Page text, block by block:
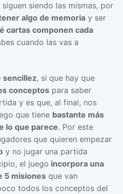
siendo las mismas, por
algo de memoria y ser
cartas componen cada
cuando las vas a
sencillez, si que hay que
conceptos para saber
y es que, al final, nos
que tiene bastante más
lo que parece. Por este
que quieren empezar
y no jugar una partida
el juego incorpora una
5 misiones que van
todos los conceptos del